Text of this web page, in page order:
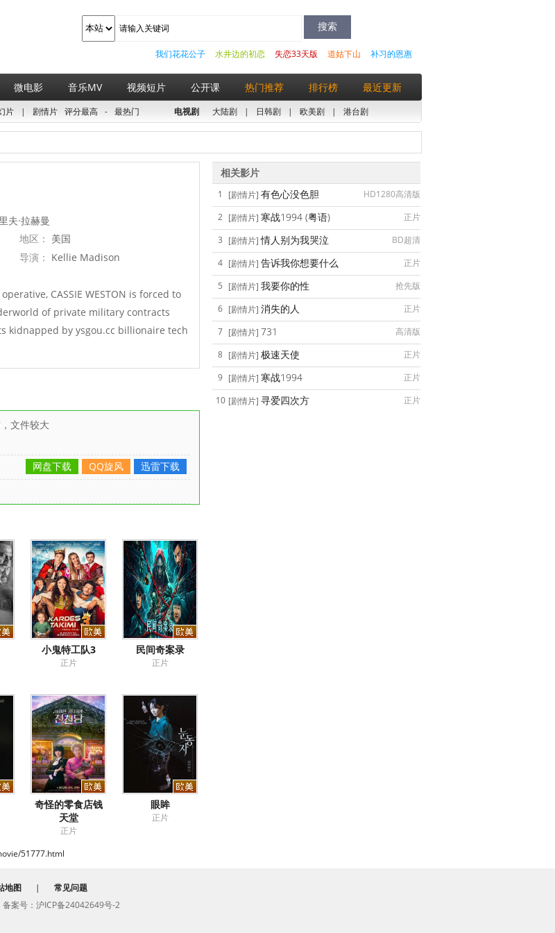
补习的恩惠
道姑下山
失恋33天版
水井边的初恋
我们花花公子
微电影 音乐MV 视频短片 公开课 热门推荐 排行榜 最近更新
片 | 剧情片 评分最高 - 最热门 电视剧 大陆剧 | 日韩剧 | 欧美剧 | 港台剧
夫·拉赫曼
地区： 美国
导演： Kellie Madison
CASSIE WESTON is forced to
of private military contracts
kidnapped by ysgou.cc billionaire tech
文件较大
迅雷下载
QQ旋风
网盘下载
小鬼特工队3
正片
民间奇案录
正片
奇怪的零食店钱
天堂
正片
眼眸
正片
51777.html
相关影片
1 [剧情片] 有色心没色胆
HD1280高清版
2 [剧情片] 寒战1994 (粤语)
正片
3 [剧情片]情人别为我哭泣
BD超清
4 [剧情片] 告诉我你想要什么
正片
5 [剧情片] 我要你的性
抢先版
6 [剧情片] 消失的人
正片
7 [剧情片] 731
高清版
8 [剧情片] 极速天使
正片
9 [剧情片] 寒战1994
正片
10 [剧情片] 寻爱四次方 正片
地图 |
常见问题
案号：沪ICP备24042649号-2